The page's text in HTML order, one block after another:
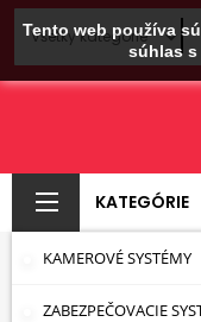
Tento web používa
súhlas s
KATEGÓRIE
KAMEROVÉ SYSTÉMY
ZABEZPEČOVACIE